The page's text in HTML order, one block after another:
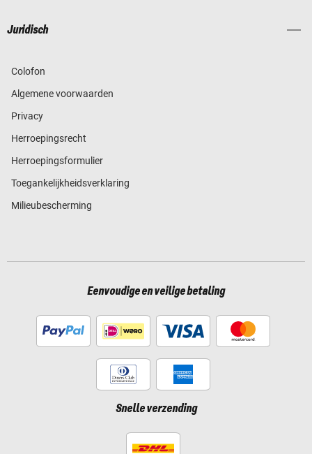
Juridisch
Colofon
Algemene voorwaarden
Privacy
Herroepingsrecht
Herroepingsformulier
Toegankelijkheidsverklaring
Milieubescherming
Eenvoudige en veilige betaling
Snelle verzending